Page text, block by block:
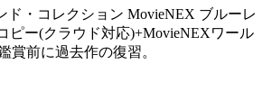
ド・コレクション MovieNEX ブルーレ
ピー(クラウド対応)+MovieNEXワール
賞前に過去作の復習。